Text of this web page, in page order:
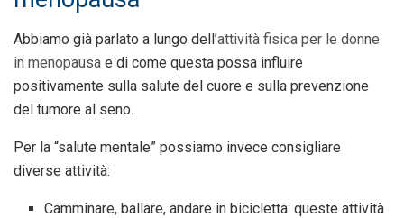
Abbiamo già parlato a lungo dell’attività fisica per le donne
in menopausa e di come questa possa influire
positivamente sulla salute del cuore e sulla prevenzione
del tumore al seno.
Per la “salute mentale” possiamo invece consigliare
diverse attività:
Camminare, ballare, andare in bicicletta: queste attività